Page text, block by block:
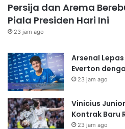
Persija dan Arema
Piala Presiden Hari Ini
23 jam ago
Arsenal
Everton
23 jam ago
Vinicius
Kontrak Baru
23 jam ago